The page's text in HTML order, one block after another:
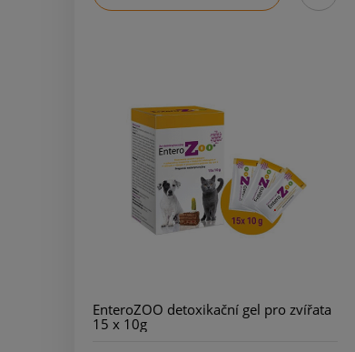
EnteroZOO detoxikační gel pro zvířata
15 x 10g